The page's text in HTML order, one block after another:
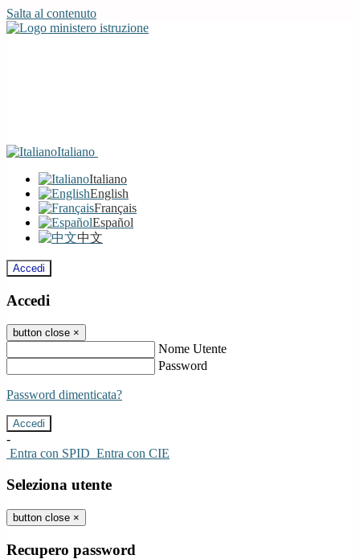
Salta al contenuto
Italiano
Italiano
English
Français
Español
中文
Accedi
Accedi
button close ×
Nome Utente
Password
Password dimenticata?
-
Entra con SPID Entra con CIE
Seleziona utente
button close ×
Recupero password